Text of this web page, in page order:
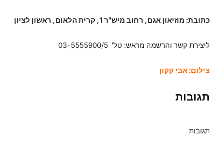
כתובת: מוזיאון אגם, רחוב מיש"ר 1, קרית הלאום, ראשון לציון
ליצירת קשר והרשמה מראש: טל' 03-5555900/5
צילום: אבי קקון
תגובות
תגובות